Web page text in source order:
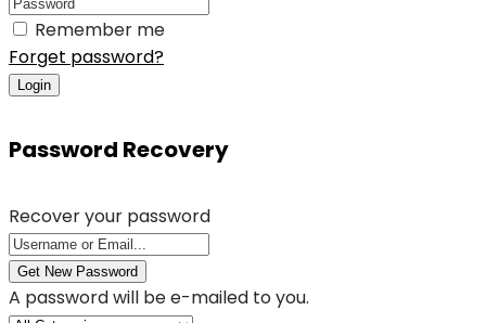
Remember me
Forget password?
Login
Password Recovery
Recover your password
Get New Password
A password will be e-mailed to you.